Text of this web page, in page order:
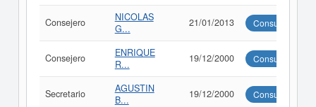
Consejero
NICOLAS
G...
21/01/2013 Consultar
Consejero
ENRIQUE
R...
19/12/2000 Consultar
Secretario
AGUSTIN
B...
19/12/2000 Consultar